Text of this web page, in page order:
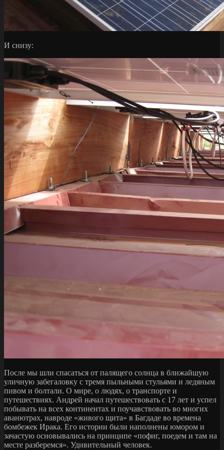
И снизу:
После мы шли спасаться от палящего солнца в ближайшую
уличную забегаловку с тремя пыльными стульями и ледяным
пивом и болтали. О мире, о людях, о транспорте и
путешествиях. Андрей начал путешествовать с 17 лет и успел
побывать на всех континентах и поучавствовать во многих
аванютрах, навроде «живого щита» в Багдаде во времена
бомбежек Ирака. Его истории были наполнены юмором и
зачастую основывались на принципе «пофиг, поедем и там на
месте разберемся». Удивительный человек.